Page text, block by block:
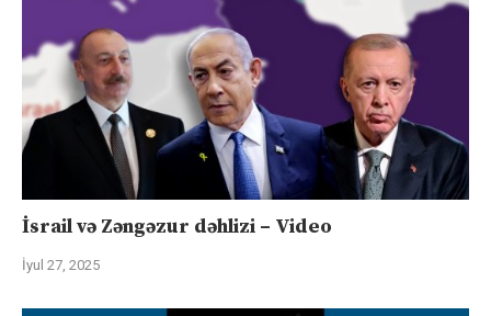
İsrail və Zəngəzur dəhlizi – Video
İyul 27, 2025